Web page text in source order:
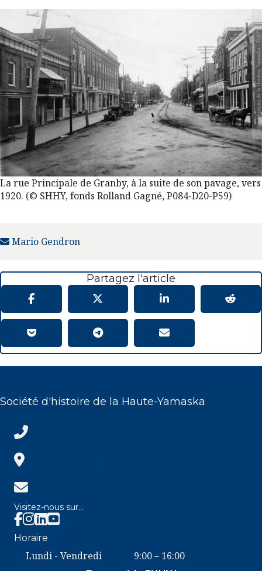
La rue Principale de Granby, à la suite de son pavage, vers
1920. (© SHHY, fonds Rolland Gagné, P084-D20-P59)
Mario Gendron
Partagez l'article
Société d'histoire de la Haute-Yamaska
(450) 372-4500
info@shhy.info
Visitez-nous sur...
Facebook SHHY
Instagram SHHY
Horaire
Lundi - Vendredi 9:00 – 16:00